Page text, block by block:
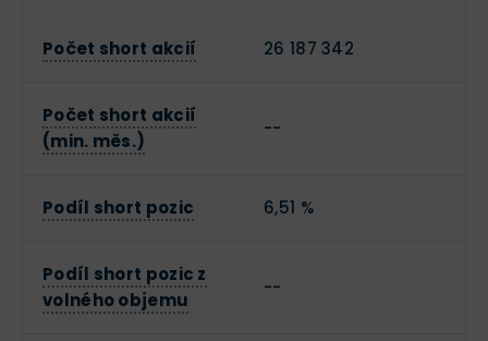
Počet short akcií 26 187 342
Počet short akcií
(min. měs.)
--
Podíl short pozic 6,51 %
Podíl short pozic z
volného objemu
--